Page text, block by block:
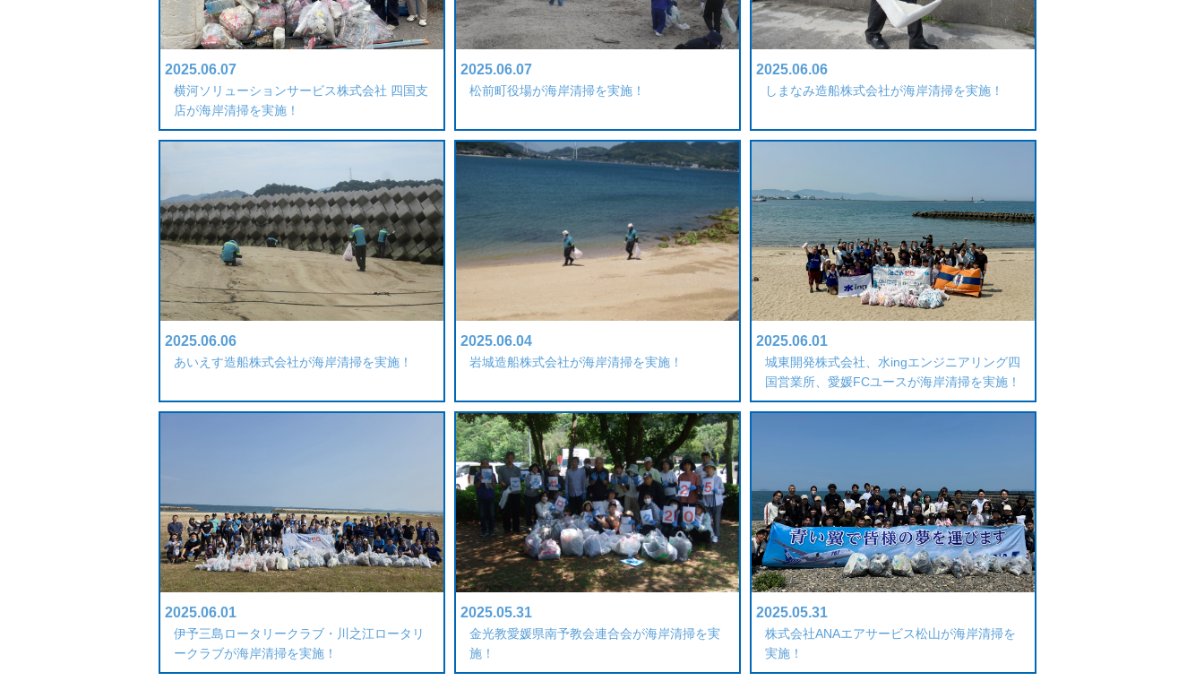
2025.06.07
横河ソリューションサービス株式会社 四国支
店が海岸清掃を実施！
2025.06.07
松前町役場が海岸清掃を実施！
2025.06.06
しまなみ造船株式会社が海岸清掃を実施！
2025.06.06
あいえす造船株式会社が海岸清掃を実施！
2025.06.04
岩城造船株式会社が海岸清掃を実施！
2025.06.01
城東開発株式会社、水ingエンジニアリング四
国営業所、愛媛FCユースが海岸清掃を実施！
2025.06.01
伊予三島ロータリークラブ・川之江ロータリ
ークラブが海岸清掃を実施！
2025.05.31
金光教愛媛県南予教会連合会が海岸清掃を実
施！
2025.05.31
株式会社ANAエアサービス松山が海岸清掃を
実施！